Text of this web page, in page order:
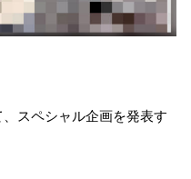
スペシャル企画を発表す